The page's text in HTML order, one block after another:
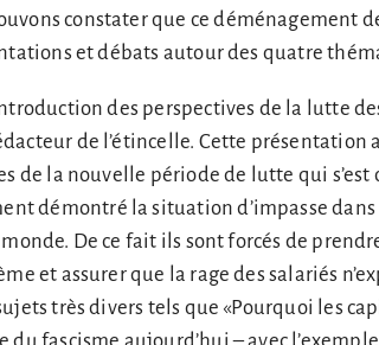
constater que ce déménagement
et débats autour des quatre
des perspectives de la lutte
de l’étincelle. Cette présentation a
de la nouvelle période de lutte qui s’est
démontré la situation d’impasse
De ce fait ils sont forcés de
et assurer que la rage des salariés
très divers tels que «Pourquoi les
du fascisme aujourd’hui – avec